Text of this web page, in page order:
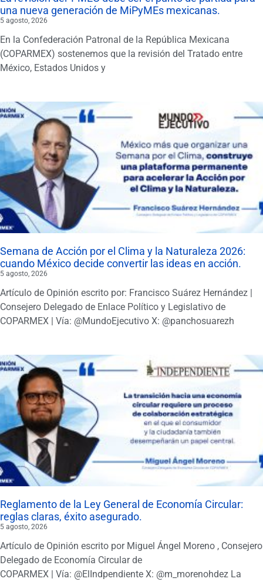
una nueva generación de MiPyMEs mexicanas.
5 agosto, 2026
En la Confederación Patronal de la República Mexicana
(COPARMEX) sostenemos que la revisión del Tratado entre
México, Estados Unidos y
Semana de Acción por el Clima y la Naturaleza 2026:
cuando México decide convertir las ideas en acción.
5 agosto, 2026
Artículo de Opinión escrito por: Francisco Suárez Hernández |
Consejero Delegado de Enlace Político y Legislativo de
COPARMEX | Vía: @MundoEjecutivo X: @panchosuarezh
Reglamento de la Ley General de Economía Circular:
reglas claras, éxito asegurado.
5 agosto, 2026
Artículo de Opinión escrito por Miguel Ángel Moreno , Consejero
Delegado de Economía Circular de
COPARMEX | Vía: @ElIndpendiente X: @m_morenohdez La